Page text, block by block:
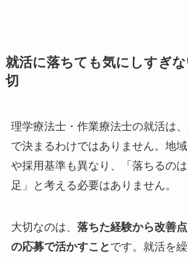
就活に落ちても気にしすぎ
切
理学療法士・作業療法士の就活は
で決まるわけではありません。地
や採用基準も異なり、「落ちるの
足」と考える必要はありません。
大切なのは、 落ちた経験から改善
の応募で活かすこと です。就活を